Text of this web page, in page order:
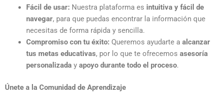
Fácil de usar: Nuestra plataforma es intuitiva y fácil de
navegar, para que puedas encontrar la información que
necesitas de forma rápida y sencilla.
Compromiso con tu éxito: Queremos ayudarte a alcanzar
tus metas educativas, por lo que te ofrecemos asesoría
personalizaday apoyo durante todo el proceso.
Únete a la Comunidad de Aprendizaje